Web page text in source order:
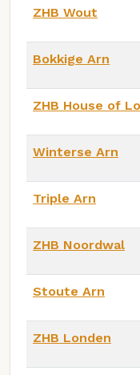
ZHB Wout
Bokkige Arn
ZHB House of
Winterse Arn
Triple Arn
ZHB Noordwal
Stoute Arn
ZHB Londen